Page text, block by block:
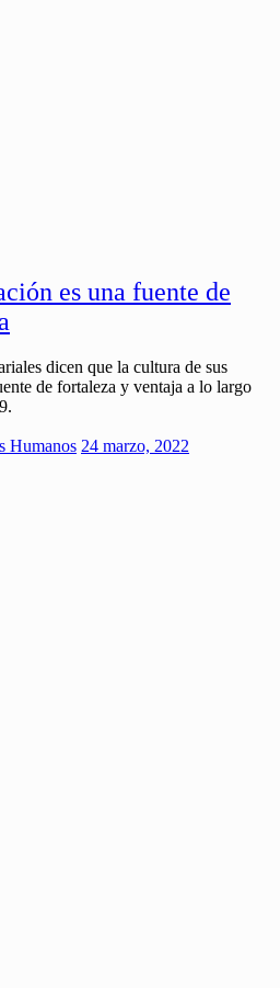
es una fuente de
dicen que la cultura de sus
de fortaleza y ventaja a lo largo
Humanos 24 marzo, 2022